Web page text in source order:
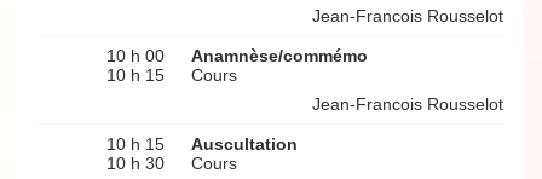
Jean-Francois Rousselot
10 h 00
10 h 15
Anamnèse/commémo
Cours
Jean-Francois Rousselot
10 h 15
10 h 30
Auscultation
Cours